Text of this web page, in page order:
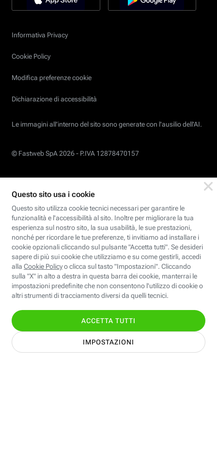
Informativa Privacy
Cookie Policy
Modifica preferenze cookie
Dichiarazione di accessibilità
Le immagini all’interno del sito sono generate con l'ausilio dell'AI.
© Fastweb SpA 2026 - P.IVA 12878470157